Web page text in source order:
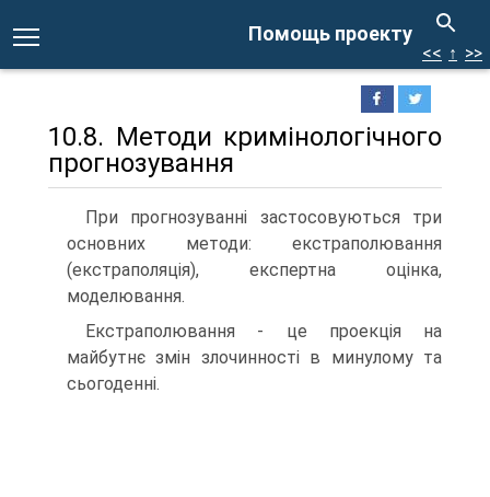
Помощь проекту
<< ↑ >>
10.8. Методи кримінологічного
прогнозування
При прогнозуванні застосовуються три
основних методи: екстраполювання
(екстраполяція), експертна оцінка,
моделювання.
Екстраполювання - це проекція на
майбутнє змін злочинності в минулому та
сьогоденні.